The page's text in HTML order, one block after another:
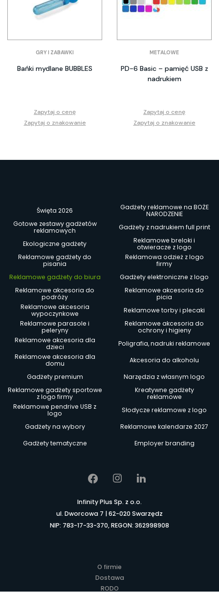
GRY I ZABAWKI
Bańki mydlane BUBBLES
Zapytaj o cenę
Zapytaj o znakowanie
METALOWE
PD-6 Basic – pamięć USB z
nadrukiem
Zapytaj o cenę
Zapytaj o znakowanie
Święta 2026
Gadżety reklamowe na BOŻE
NARODZENIE
Gotowe zestawy gadżetów
reklamowych
Gadżety z nadrukiem full print
Ekologiczne gadżety
Reklamowe breloki i
otwieracze z logo
Reklamowe gadżety do
pisania
Reklamowa odzież z logo
firmy
Reklamowe gadżety do biura
Gadżety elektroniczne z logo
Reklamowe akcesoria do
podróży
Reklamowe akcesoria do
picia
Reklamowe akcesoria
wypoczynkowe
Reklamowe torby i plecaki
Reklamowe parasole i
peleryny
Reklamowe akcesoria do
ochrony i higieny
Reklamowe akcesoria dla
dzieci
Poligrafia, nadruki reklamowe
Reklamowe akcesoria dla
domu
Akcesoria do alkoholu
Gadżety premium
Narzędzia z własnym logo
Reklamowe gadżety sportowe
z logo firmy
Kreatywne gadżety
reklamowe
Reklamowe pendrive USB z
logo
Słodycze reklamowe z logo
Gadżety na wybory
Reklamowe kalendarze 2027
Gadżety tematyczne
Employer branding
Infinity Plus Sp. z o.o.
ul. Dworcowa 7 | 62-020 Swarzędz
NIP: 783-17-33-370, REGON: 362998908
O firmie
Dostawa
RODO